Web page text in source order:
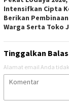
Intensifkan Cipta
Berikan
Warga Serta Toko
Tinggalkan
Alamat email Anda